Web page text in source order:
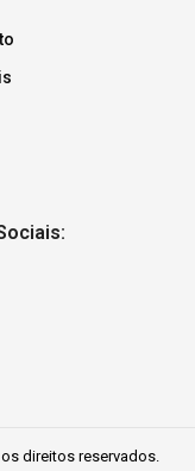
direitos reservados.